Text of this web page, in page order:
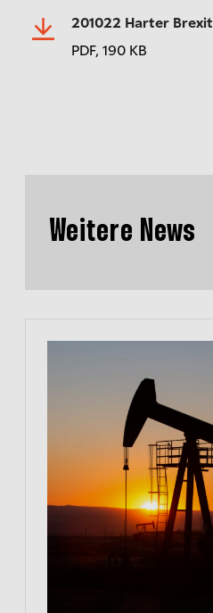
201022 Harter Brexit
PDF, 190 KB
Weitere News